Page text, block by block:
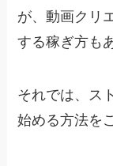
が、動画クリ
する稼ぎ方も
それでは、 ス
始める方法を